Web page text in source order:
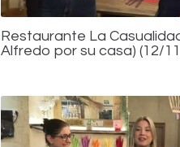
Restaurante La
Alfredo por su casa) (12/